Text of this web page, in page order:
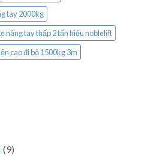
tay 2000kg
nâng tay thấp 2 tấn hiệu noblelift
cao đi bộ 1500kg 3m
(9)